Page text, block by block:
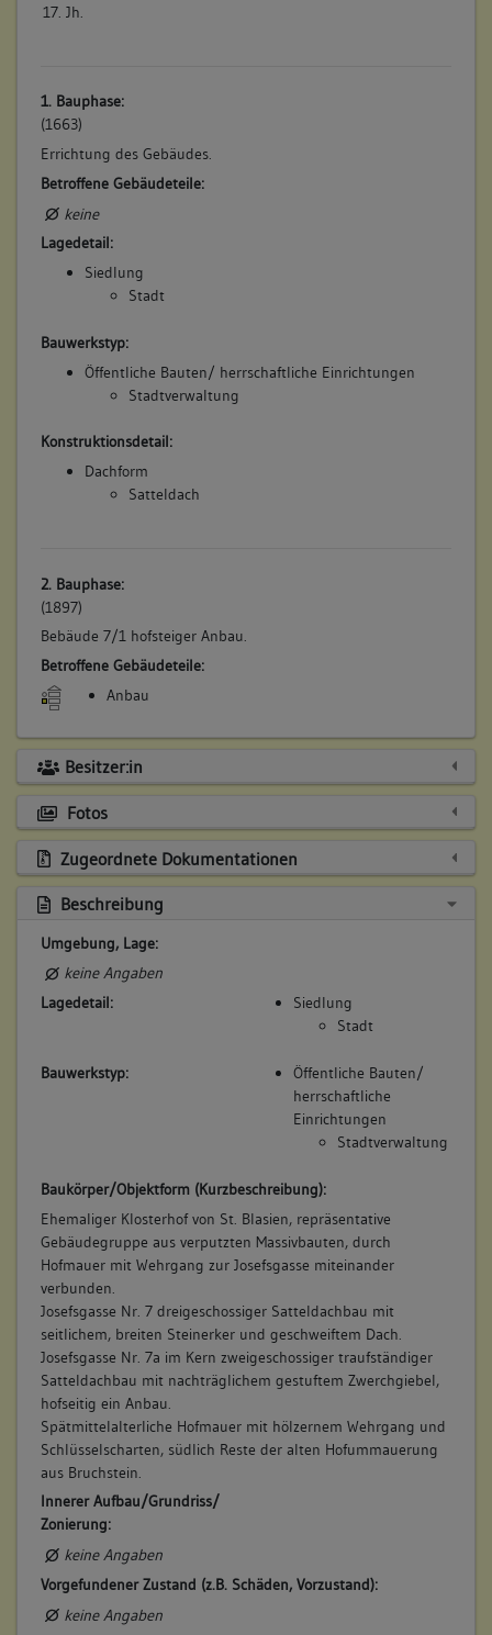
17. Jh.
1. Bauphase:
(1663)
Errichtung des Gebäudes.
Betroffene Gebäudeteile:
keine
Lagedetail:
Siedlung
Stadt
Bauwerkstyp:
Öffentliche Bauten/ herrschaftliche Einrichtungen
Stadtverwaltung
Konstruktionsdetail:
Dachform
Satteldach
2. Bauphase:
(1897)
Bebäude 7/1 hofsteiger Anbau.
Betroffene Gebäudeteile:
Anbau
Besitzer:in
Fotos
Zugeordnete Dokumentationen
Beschreibung
Umgebung, Lage:
keine Angaben
Lagedetail:
Siedlung
Stadt
Bauwerkstyp:
Öffentliche Bauten/
herrschaftliche
Einrichtungen
Stadtverwaltung
Baukörper/Objektform (Kurzbeschreibung):
Ehemaliger Klosterhof von St. Blasien, repräsentative
Gebäudegruppe aus verputzten Massivbauten, durch
Hofmauer mit Wehrgang zur Josefsgasse miteinander
verbunden.
Josefsgasse Nr. 7 dreigeschossiger Satteldachbau mit
seitlichem, breiten Steinerker und geschweiftem Dach.
Josefsgasse Nr. 7a im Kern zweigeschossiger traufständiger
Satteldachbau mit nachträglichem gestuftem Zwerchgiebel,
hofseitig ein Anbau.
Spätmittelalterliche Hofmauer mit hölzernem Wehrgang und
Schlüsselscharten, südlich Reste der alten Hofummauerung
aus Bruchstein.
Innerer Aufbau/Grundriss/
Zonierung:
keine Angaben
Vorgefundener Zustand (z.B. Schäden, Vorzustand):
keine Angaben